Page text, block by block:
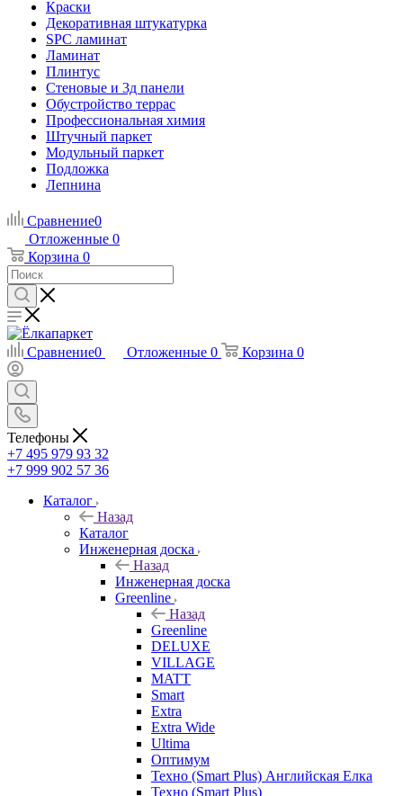
Краски
Декоративная штукатурка
SPC ламинат
Ламинат
Плинтус
Стеновые и 3д панели
Обустройство террас
Профессиональная химия
Штучный паркет
Модульный паркет
Подложка
Лепнина
Сравнение0
Отложенные 0
Корзина 0
Сравнение0 Отложенные 0 Корзина 0
Телефоны
+7 495 979 93 32
+7 999 902 57 36
Каталог
Назад
Каталог
Инженерная доска
Назад
Инженерная доска
Greenline
Назад
Greenline
DELUXE
VILLAGE
MATT
Smart
Extra
Extra Wide
Ultima
Оптимум
Техно (Smart Plus) Английская Елка
Техно (Smart Plus)